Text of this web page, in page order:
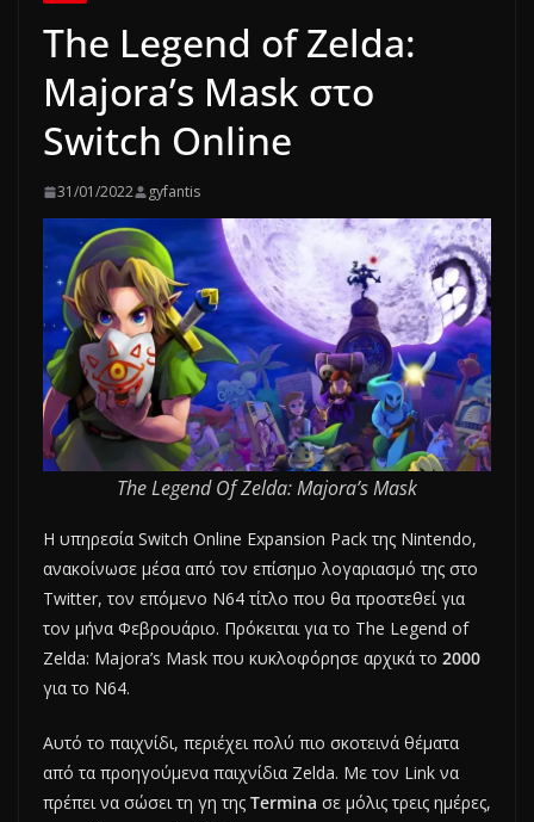
The Legend of Zelda:
Majora’s Mask στο
Switch Online
31/01/2022 gyfantis
The Legend Of Zelda: Majora’s Mask
Η υπηρεσία Switch Online Expansion Pack της Nintendo,
ανακοίνωσε μέσα από τον επίσημο λογαριασμό της στο
Twitter, τον επόμενο N64 τίτλο που θα προστεθεί για
τον μήνα Φεβρουάριο. Πρόκειται για το The Legend of
Zelda: Majora’s Mask που κυκλοφόρησε αρχικά το 2000
για το N64.
Αυτό το παιχνίδι, περιέχει πολύ πιο σκοτεινά θέματα
από τα προηγούμενα παιχνίδια Zelda. Με τον Link να
πρέπει να σώσει τη γη της Termina σε μόλις τρεις ημέρες,